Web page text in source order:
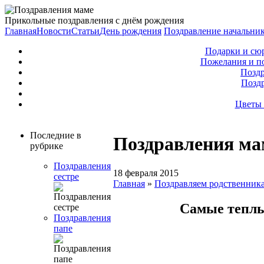
Прикольные поздравления с днём рождения
ГлавнаяНовостиСтатьиДень рождения Поздравление
Подарки и
Пожелания и
Цветы
Последние в
рубрике
Поздравления
сестре
Поздравления
папе
Поздравления
18 февраля 2015
Главная » Поздравляем
Самые